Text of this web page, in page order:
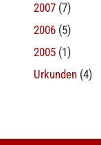
2007 (7)
2006 (5)
2005 (1)
Urkunden (4)